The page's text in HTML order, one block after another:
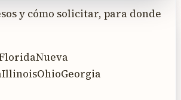
y cómo solicitar, para donde
Nueva
IllinoisOhioGeorgia